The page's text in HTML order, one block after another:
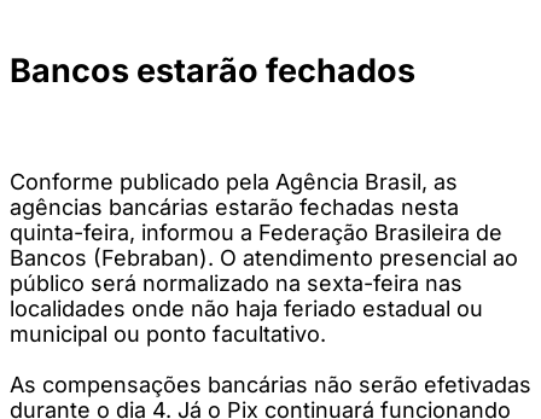
Bancos estarão fechados
Conforme publicado pela Agência Brasil, as
agências bancárias estarão fechadas nesta
quinta-feira, informou a Federação Brasileira de
Bancos (Febraban). O atendimento presencial ao
público será normalizado na sexta-feira nas
localidades onde não haja feriado estadual ou
municipal ou ponto facultativo.
As compensações bancárias não serão efetivadas
durante o dia 4. Já o Pix continuará funcionando